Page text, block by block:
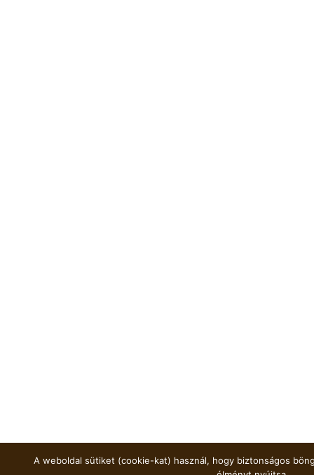
A weboldal sütiket (cookie-kat) használ, hogy biztonságos